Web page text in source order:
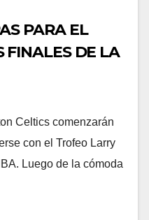
PARA EL
FINALES DE LA
Celtics comenzarán
con el Trofeo Larry
Luego de la cómoda